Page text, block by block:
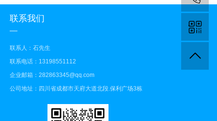
联系我们
联系人：石先生
联系电话：13198551112
企业邮箱：282863345@qq.com
公司地址：四川省成都市天府大道北段.保利广场3栋